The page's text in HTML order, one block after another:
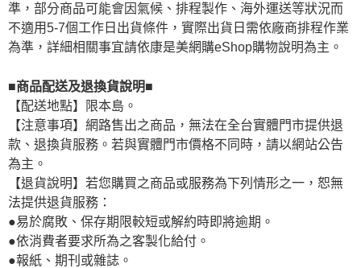
準，部分商品可能會因氣候、排程製作、海外運送等狀況而
不適用5-7個工作日出貨條件，實際出貨日需依廠商排程作業
為準，詳細相關事宜請依康是美網購eShop購物說明為主。
■商品配送及退換貨說明■
【配送地點】限本島。
【注意事項】網路售出之商品，無法在全台實體門市提供退
款、退換貨服務。若與實體門市價格不同時，請以網站公告
為主。
【退貨說明】若您購買之商品或服務為下列情形之一，恕無
法提供退貨服務：
●易於腐敗、保存期限較短或解約時即將逾期。
●依消費者要求所為之客製化給付。
●報紙、期刊或雜誌。